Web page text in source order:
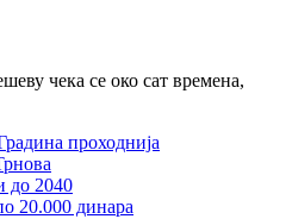
проходнија
до 2040
20.000 динара